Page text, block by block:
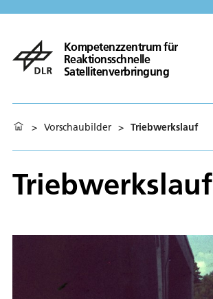
Kompetenzzentrum für
Reaktionsschnelle
Satellitenverbringung
> Vorschaubilder > Triebwerkslauf
Triebwerkslauf